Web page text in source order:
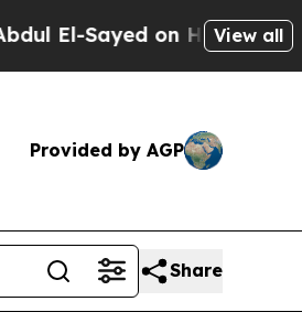
on Historic Michigan
View all
Provided by AGP
Share